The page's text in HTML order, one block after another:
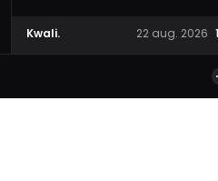
Kwali. 22 aug. 2026